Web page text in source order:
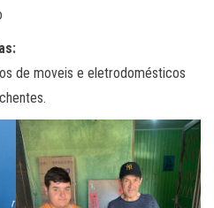
de moveis e eletrodomésticos